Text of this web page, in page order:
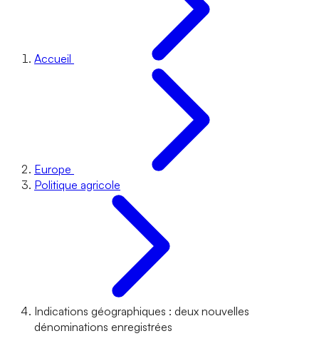
Accueil
Europe
Politique agricole
Indications géographiques : deux nouvelles
dénominations enregistrées